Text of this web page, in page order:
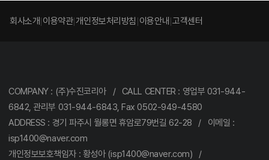
회사소개 이용약관 개인정보처리방침 이용안내 고객센터
COMPANY : (주)수진코리아 / CALL CENTER : 영업부 031-944-
6842, 관리부 031-944-6843, Fax 0502-949-4580
ADDRESS : 경기 파주시 월롱면 휴암로79번길 62-28 / 이메일 :
isp1400@naver.com
개인정보보호책임자 : 황성아 (isp1400@naver.com) /